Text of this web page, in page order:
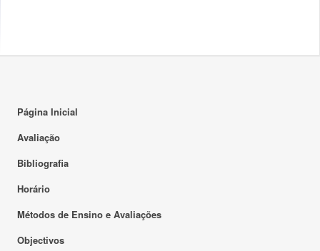
Página Inicial
Avaliação
Bibliografia
Horário
Métodos de Ensino e Avaliações
Objectivos